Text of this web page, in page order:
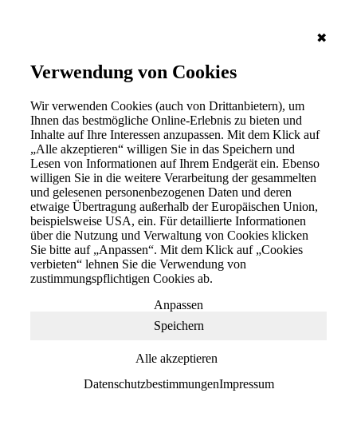
✖
Verwendung von Cookies
Wir verwenden Cookies (auch von Drittanbietern), um
Ihnen das bestmögliche Online-Erlebnis zu bieten und
Inhalte auf Ihre Interessen anzupassen. Mit dem Klick auf
„Alle akzeptieren“ willigen Sie in das Speichern und
Lesen von Informationen auf Ihrem Endgerät ein. Ebenso
willigen Sie in die weitere Verarbeitung der gesammelten
und gelesenen personenbezogenen Daten und deren
etwaige Übertragung außerhalb der Europäischen Union,
beispielsweise USA, ein. Für detaillierte Informationen
über die Nutzung und Verwaltung von Cookies klicken
Sie bitte auf „Anpassen“. Mit dem Klick auf „Cookies
verbieten“ lehnen Sie die Verwendung von
zustimmungspflichtigen Cookies ab.
Speichern
Alle akzeptieren
Anpassen
DatenschutzbestimmungenImpressum